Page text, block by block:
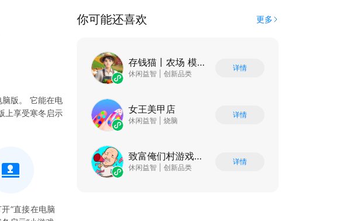
版。 它能在电
上享受寒冬启示
”直接在电脑
你可能还喜欢 更多
存钱猫丨农场 模拟策略 休闲福利
休闲益智 创新品类
详情
女王美甲店
休闲益智 烧脑
详情
致富俺们村游戏软件
休闲益智 创新品类
详情